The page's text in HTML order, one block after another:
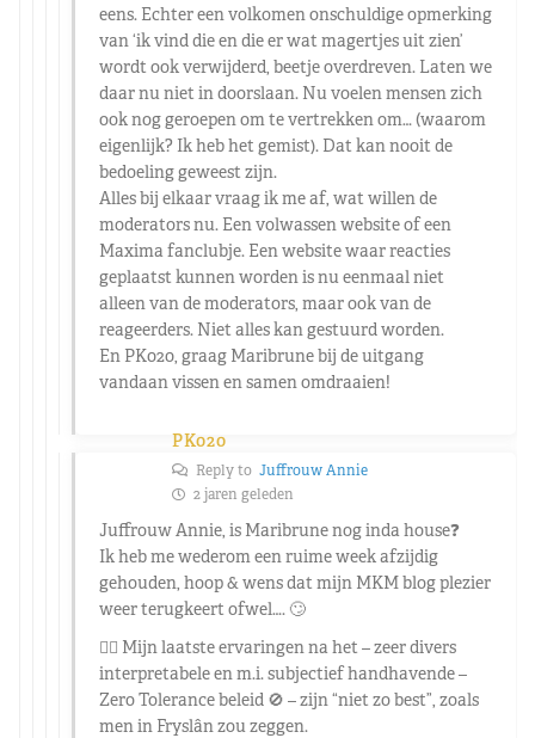
eens. Echter een volkomen onschuldige opmerking
van ‘ik vind die en die er wat magertjes uit zien’
wordt ook verwijderd, beetje overdreven. Laten we
daar nu niet in doorslaan. Nu voelen mensen zich
ook nog geroepen om te vertrekken om… (waarom
eigenlijk? Ik heb het gemist). Dat kan nooit de
bedoeling geweest zijn.
Alles bij elkaar vraag ik me af, wat willen de
moderators nu. Een volwassen website of een
Maxima fanclubje. Een website waar reacties
geplaatst kunnen worden is nu eenmaal niet
alleen van de moderators, maar ook van de
reageerders. Niet alles kan gestuurd worden.
En PK020, graag Maribrune bij de uitgang
vandaan vissen en samen omdraaien!
PK020
Reply to Juffrouw Annie
2 jaren geleden
Juffrouw Annie, is Maribrune nog inda house❓
Ik heb me wederom een ruime week afzijdig
gehouden, hoop & wens dat mijn MKM blog plezier
weer terugkeert ofwel…. 🙄
👉🏼 Mijn laatste ervaringen na het – zeer divers
interpretabele en m.i. subjectief handhavende –
Zero Tolerance beleid 🚫 – zijn “niet zo best”, zoals
men in Fryslân zou zeggen.